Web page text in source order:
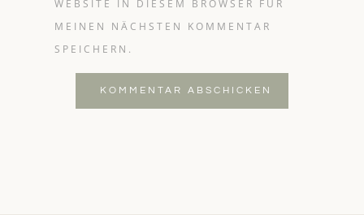
WEBSITE IN DIESEM BROWSER FÜR
MEINEN NÄCHSTEN KOMMENTAR
SPEICHERN.
KOMMENTAR ABSCHICKEN